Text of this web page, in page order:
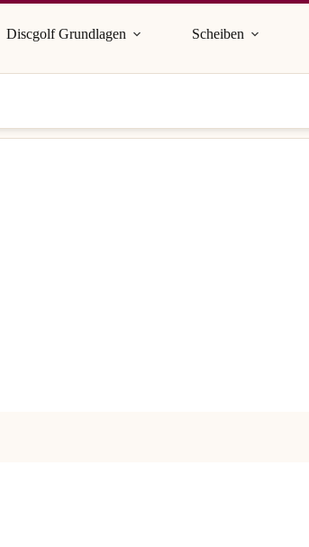
Discgolf Grundlagen Scheiben